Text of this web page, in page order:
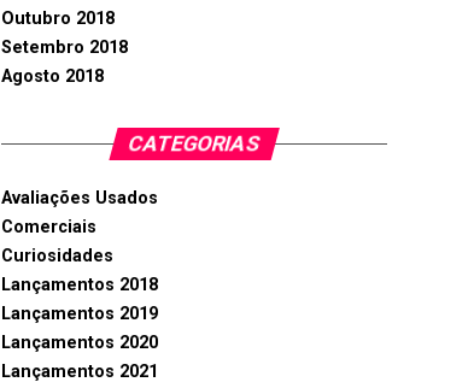
Outubro 2018
Setembro 2018
Agosto 2018
CATEGORIAS
Avaliações Usados
Comerciais
Curiosidades
Lançamentos 2018
Lançamentos 2019
Lançamentos 2020
Lançamentos 2021